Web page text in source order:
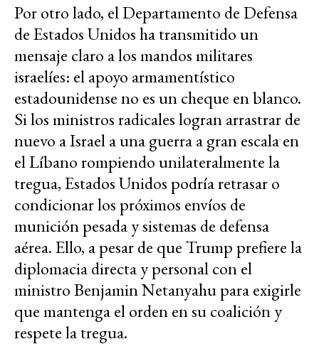
Por otro lado, el Departamento de Defensa
de Estados Unidos ha transmitido un
mensaje claro a los mandos militares
israelíes: el apoyo armamentístico
estadounidense no es un cheque en blanco.
Si los ministros radicales logran arrastrar de
nuevo a Israel a una guerra a gran escala en
el Líbano rompiendo unilateralmente la
tregua, Estados Unidos podría retrasar o
condicionar los próximos envíos de
munición pesada y sistemas de defensa
aérea. Ello, a pesar de que Trump prefiere la
diplomacia directa y personal con el
ministro Benjamin Netanyahu para exigirle
que mantenga el orden en su coalición y
respete la tregua.